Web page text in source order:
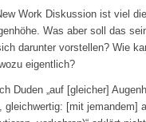
Work Diskussion ist viel
Was aber soll das
darunter vorstellen? Wie
eigentlich?
Duden „auf [gleicher]
gleichwertig: [mit jemandem]